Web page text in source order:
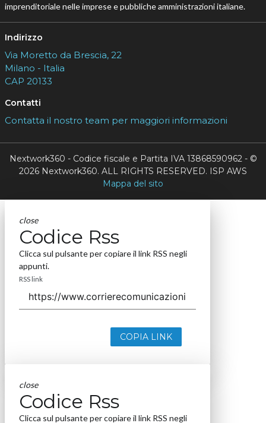
imprenditoriale nelle imprese e pubbliche amministrazioni italiane.
Indirizzo
Via Moretto da Brescia, 22
Milano - Italia
CAP 20133
Contatti
Contatta il nostro team per maggiori informazioni
Nextwork360 - Codice fiscale e Partita IVA 13868590962 - ©
2026 Nextwork360. ALL RIGHTS RESERVED. ISP AWS
Mappa del sito
close
Codice Rss
Clicca sul pulsante per copiare il link RSS negli
appunti.
RSS link
COPIA LINK
close
Codice Rss
Clicca sul pulsante per copiare il link RSS negli